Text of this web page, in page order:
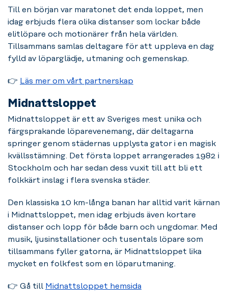
Till en början var maratonet det enda loppet, men
idag erbjuds flera olika distanser som lockar både
elitlöpare och motionärer från hela världen.
Tillsammans samlas deltagare för att uppleva en dag
fylld av löparglädje, utmaning och gemenskap.
👉 Läs mer om vårt partnerskap
Midnattsloppet
Midnattsloppet är ett av Sveriges mest unika och
färgsprakande löparevenemang, där deltagarna
springer genom städernas upplysta gator i en magisk
kvällsstämning. Det första loppet arrangerades 1982 i
Stockholm och har sedan dess vuxit till att bli ett
folkkärt inslag i flera svenska städer.
Den klassiska 10 km-långa banan har alltid varit kärnan
i Midnattsloppet, men idag erbjuds även kortare
distanser och lopp för både barn och ungdomar. Med
musik, ljusinstallationer och tusentals löpare som
tillsammans fyller gatorna, är Midnattsloppet lika
mycket en folkfest som en löparutmaning.
👉 Gå till Midnattsloppet hemsida